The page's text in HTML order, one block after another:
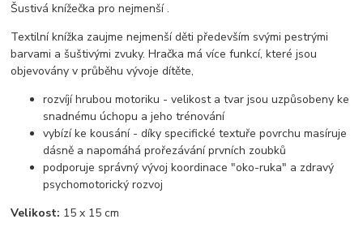
Šustivá knížečka pro nejmenší .
Textilní knížka zaujme nejmenší děti především svými pestrými
barvami a šuštivými zvuky. Hračka má více funkcí, které jsou
objevovány v průběhu vývoje dítěte,
rozvíjí hrubou motoriku - velikost a tvar jsou uzpůsobeny ke
snadnému úchopu a jeho trénování
vybízí ke kousání - díky specifické textuře povrchu masíruje
dásně a napomáhá prořezávání prvních zoubků
podporuje správný vývoj koordinace "oko-ruka" a zdravý
psychomotorický rozvoj
Velikost: 15 x 15 cm